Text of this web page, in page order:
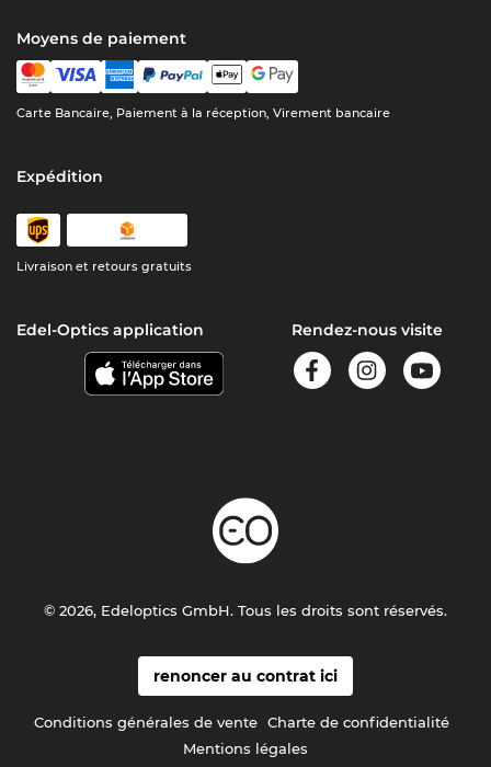
Moyens de paiement
Carte Bancaire, Paiement à la réception, Virement bancaire
Expédition
Livraison et retours gratuits
Edel-Optics application Rendez-nous visite
renoncer au contrat ici
Conditions générales de vente Charte de confidentialité
Mentions légales
© 2026, Edeloptics GmbH. Tous les droits sont réservés.